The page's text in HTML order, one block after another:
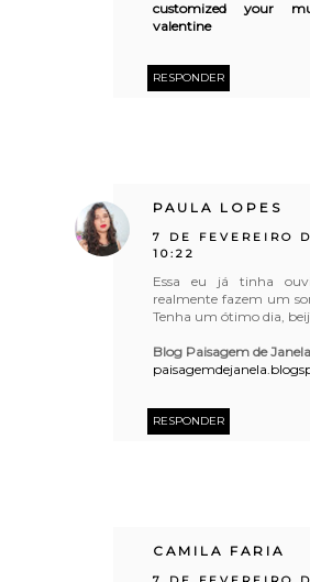
customized your
valentine
RESPONDER
PAULA LOPES
7 DE FEVEREIRO
10:22
Essa eu já tinha
realmente fazem um
Tenha um ótimo dia,
Blog Paisagem de Janela
RESPONDER
CAMILA FARIA